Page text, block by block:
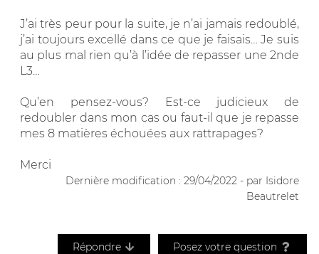
J’ai très peur pour la suite, je n’ai jamais redoublé,
j’ai toujours excellé dans ce que je faisais… Je suis
au plus mal rien qu’à l’idée de repasser une 2nde
L3…
Qu’en pensez-vous? Est-ce judicieux de
redoubler dans mon cas ou faut-il que je repasse
mes 8 matières échouées aux rattrapages?
Merci
Dernière modification : 29/04/2022 - par Isidore
Beautrelet
Répondre Posez votre question